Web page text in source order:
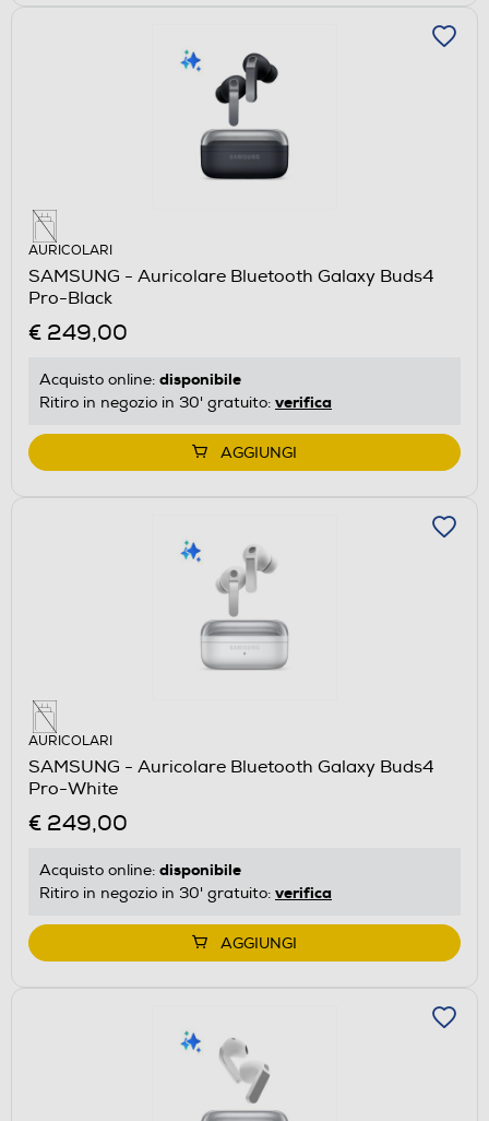
AURICOLARI
SAMSUNG - Auricolare Bluetooth Galaxy Buds4
Pro-Black
€ 249,00
Acquisto online: disponibile
Ritiro in negozio in 30' gratuito: verifica
AGGIUNGI
AURICOLARI
SAMSUNG - Auricolare Bluetooth Galaxy Buds4
Pro-White
€ 249,00
Acquisto online: disponibile
Ritiro in negozio in 30' gratuito: verifica
AGGIUNGI